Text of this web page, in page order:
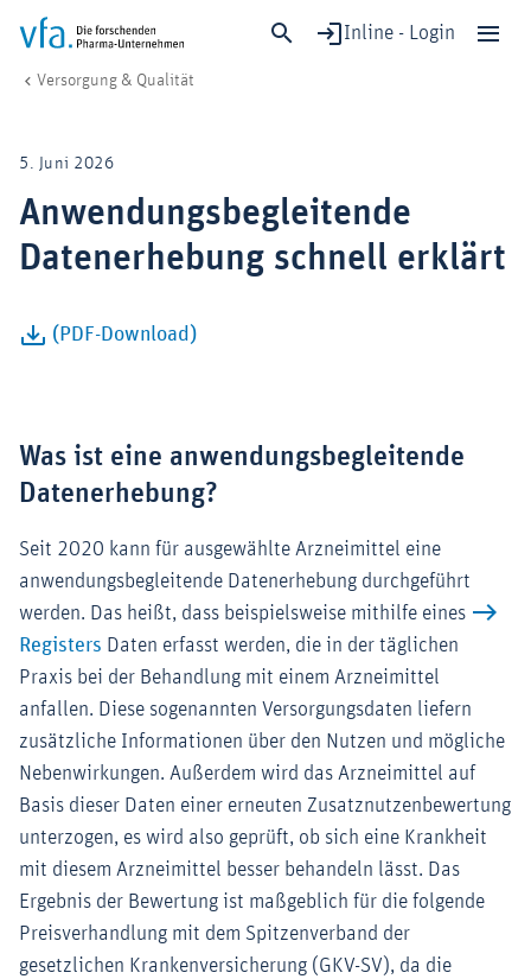
Inline - Login
Forschung & Entwicklung
Gesundheit & Versorgung
Wirtschaft & Standort
Digitalisierung & KI
Versorgung & Qualität
5. Juni 2026
Anwendungsbegleitende
Datenerhebung schnell erklärt
(PDF-Download)
Was ist eine anwendungsbegleitende
Datenerhebung?
Seit 2020 kann für ausgewählte Arzneimittel eine
anwendungsbegleitende Datenerhebung durchgeführt
werden. Das heißt, dass beispielsweise mithilfe eines
Registers Daten erfasst werden, die in der täglichen
Praxis bei der Behandlung mit einem Arzneimittel
anfallen. Diese sogenannten Versorgungsdaten liefern
zusätzliche Informationen über den Nutzen und mögliche
Nebenwirkungen. Außerdem wird das Arzneimittel auf
Basis dieser Daten einer erneuten Zusatznutzenbewertung
unterzogen, es wird also geprüft, ob sich eine Krankheit
mit diesem Arzneimittel besser behandeln lässt. Das
Ergebnis der Bewertung ist maßgeblich für die folgende
Preisverhandlung mit dem Spitzenverband der
gesetzlichen Krankenversicherung (GKV-SV), da die